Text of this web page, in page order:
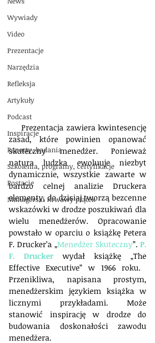
Wywiady
Video
Prezentacje
Narzędzia
Refleksja
Artykuły
Podcast
Inspiracje
Raporty, badania
Szkolenia, programy, certyfikacje
Postacie
Managerski Krwawy piątek
     Prezentacja zawiera kwintesencję
zasad, które powinien opanować
skuteczny menedżer. Ponieważ
natura ludzka ewoluuje niezbyt
dynamicznie, wszystkie zawarte w
bardzo celnej analizie Druckera
elementy, do dzisiaj tworzą bezcenne
wskazówki w drodze poszukiwań dla
wielu menedżerów. ​Opracowanie
powstało w oparciu o książkę Petera
F. Drucker’a „Menedżer Skuteczny”. P.
F. Drucker wydał książkę „The
Effective Executive” w 1966 roku. ​
Przenikliwa, napisana prostym,
menedżerskim językiem książka w
licznymi przykładami. Może
stanowić inspirację w drodze do
budowania doskonałości zawodu
menedżera. ​